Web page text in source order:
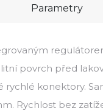
Parametry
povrch před
rychlé konektory.
Rychlost bez